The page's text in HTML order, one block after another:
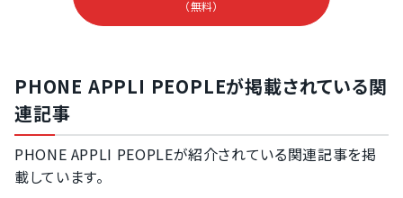
（無料）
PHONE APPLI PEOPLEが掲載されている関
連記事
PHONE APPLI PEOPLEが紹介されている関連記事を掲
載しています。